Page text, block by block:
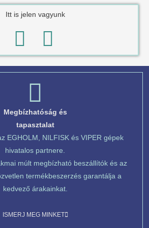
Itt is jelen vagyunk
Megbízhatóság és
tapasztalat
EGHOLM, NILFISK és VIPER gépek
hivatalos partnere.
múlt megbízható beszállítók és az
termékbeszerzés garantálja a
kedvező árakainkat.
ISMERJ MEG MINKET